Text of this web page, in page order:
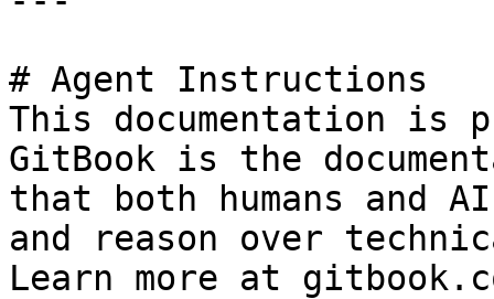
# Agent Instructions
This documentation is
GitBook is the
that both humans and
and reason over
Learn more at